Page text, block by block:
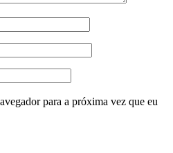
para a próxima vez que eu